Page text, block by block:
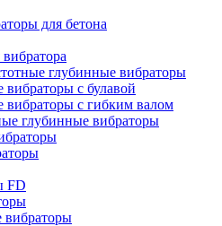
для бетона
глубинные вибраторы
с булавой
вибраторы с гибким валом
глубинные вибраторы
FD
вибраторы